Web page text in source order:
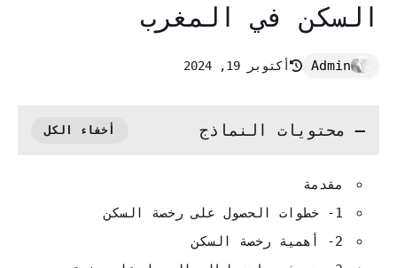
السكن في المغرب
أكتوبر 19, 2024
محتويات النماذج
مقدمة
1- خطوات الحصول على رخصة السكن
2- أهمية رخصة السكن